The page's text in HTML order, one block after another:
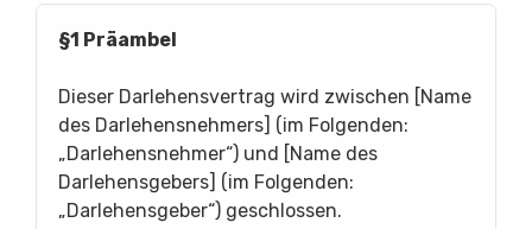
§1 Präambel
Dieser Darlehensvertrag wird zwischen [Name
des Darlehensnehmers] (im Folgenden:
„Darlehensnehmer“) und [Name des
Darlehensgebers] (im Folgenden:
„Darlehensgeber“) geschlossen.